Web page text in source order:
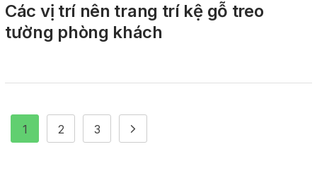
Các vị trí nên trang trí kệ gỗ treo
tường phòng khách
1 2 3